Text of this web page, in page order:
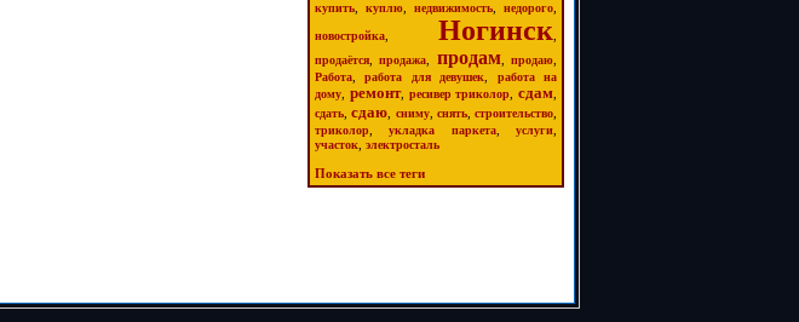
купить куплю недвижимость недорого
новостройка Ногинск
продаётся ,продажа продам,продаю
Работа ,работа для девушек
работа на
дому
ремонт, ресивер триколор сдам
сдать ,сдаю сниму, снять, строительство
триколор ,укладка паркета,услуги
участок электросталь
Показать все теги